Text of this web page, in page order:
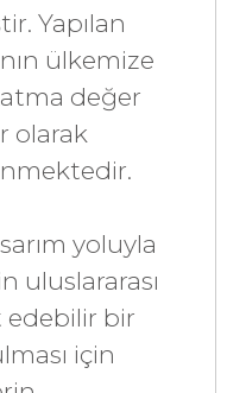
Yapılan
ülkemize
değer
olarak
yoluyla
uluslararası
edebilir bir
için